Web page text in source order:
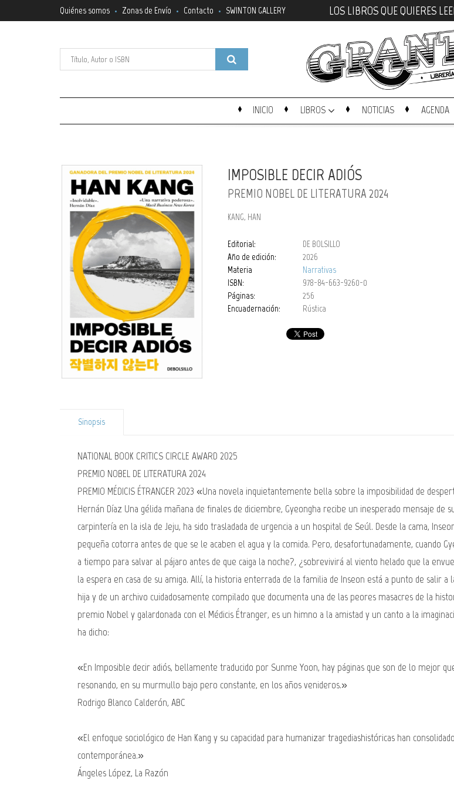
Quiénes somos Zonas de Envío Contacto SWINTON GALLERY LOS LIBROS QUE QUIERES
INICIO LIBROS NOTICIAS AGENDA
IMPOSIBLE DECIR ADIÓS
PREMIO NOBEL DE LITERATURA 2024
KANG, HAN
Editorial:
DE BOLSILLO
Año de edición:
2026
Materia
Narrativas
ISBN:
978-84-663-9260-0
Páginas:
256
Encuadernación:
Rústica
Sinopsis
NATIONAL BOOK CRITICS CIRCLE AWARD 2025
PREMIO NOBEL DE LITERATURA 2024
PREMIO MÉDICIS ÉTRANGER 2023 «Una novela inquietantemente bella sobre la imposibilidad de
Hernán Díaz Una gélida mañana de finales de diciembre, Gyeongha recibe un inesperado mensaje
carpintería en la isla de Jeju, ha sido trasladada de urgencia a un hospital de Seúl. Desde la cama,
pequeña cotorra antes de que se le acaben el agua y la comida. Pero, desafortunadamente, cuando
a tiempo para salvar al pájaro antes de que caiga la noche?, ¿sobrevivirá al viento helado que la
la espera en casa de su amiga. Allí, la historia enterrada de la familia de Inseon está a punto de salir
hija y de un archivo cuidadosamente compilado que documenta una de las peores masacres de la
premio Nobel y galardonada con el Médicis Étranger, es un himno a la amistad y un canto a la
ha dicho:
«En Imposible decir adiós, bellamente traducido por Sunme Yoon, hay páginas que son de lo mejor
resonando, en su murmullo bajo pero constante, en los años venideros.»
Rodrigo Blanco Calderón, ABC
«El enfoque sociológico de Han Kang y su capacidad para humanizar tragediashistóricas han
contemporánea.»
Ángeles López, La Razón